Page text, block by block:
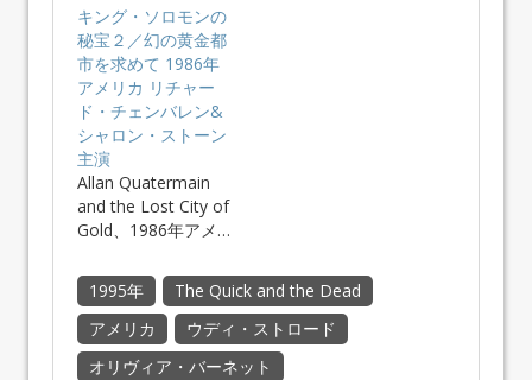
キング・ソロモンの
秘宝２／幻の黄金都
市を求めて 1986年
アメリカ リチャー
ド・チェンバレン&
シャロン・ストーン
主演
Allan Quatermain
and the Lost City of
Gold、1986年アメ…
1995年
The Quick and the Dead
アメリカ
ウディ・ストロード
オリヴィア・バーネット